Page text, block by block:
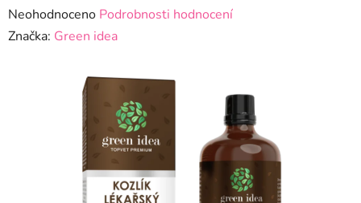
Průměrné
hodnocení
Neohodnoceno Podrobnosti hodnocení
Značka: Green idea